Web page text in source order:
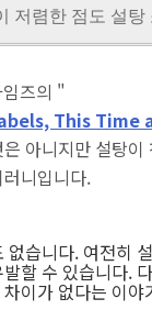
저렴한 점도 설
즈의 "
This Time
아니지만 설탕
니입니다.
없습니다. 여전히
할 수 있습니다.
이가 없다는 이